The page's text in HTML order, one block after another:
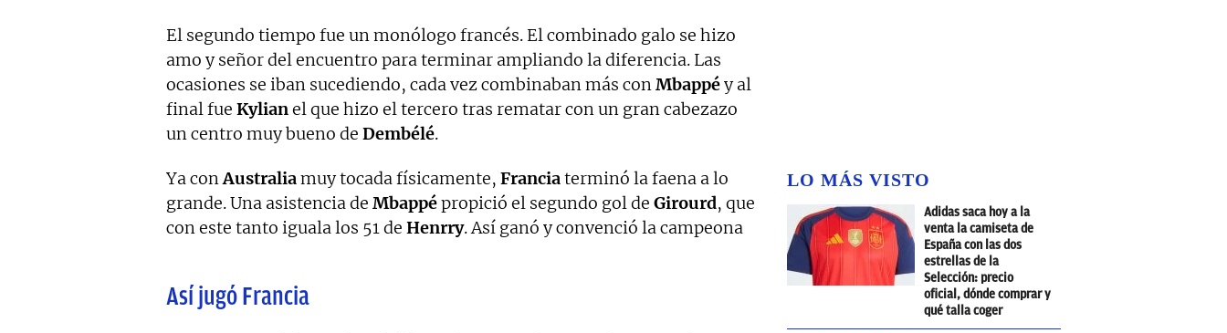
El segundo tiempo fue un monólogo francés. El combinado galo se hizo
amo y señor del encuentro para terminar ampliando la diferencia. Las
ocasiones se iban sucediendo, cada vez combinaban más conMbappéy al
final fue Kylianel que hizo el tercero tras rematar con un gran cabezazo
un centro muy bueno de Dembélé.
Ya conAustraliamuy tocada físicamente, Franciaterminó la faena a lo
grande. Una asistencia de Mbappépropició el segundo gol de Girourd, que
con este tanto iguala los 51 de Henrry. Así ganó y convenció la campeona
Así jugó Francia
LO MÁS VISTO
Adidas saca hoy a la
venta la camiseta de
España con las dos
estrellas de la
Selección: precio
oficial, dónde comprar y
qué talla coger